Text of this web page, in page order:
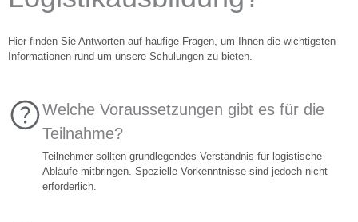
Hier finden Sie Antworten auf häufige Fragen, um Ihnen die wichtigsten
Informationen rund um unsere Schulungen zu bieten.
Welche Voraussetzungen gibt es für die
Teilnahme?
Teilnehmer sollten grundlegendes Verständnis für logistische
Abläufe mitbringen. Spezielle Vorkenntnisse sind jedoch nicht
erforderlich.